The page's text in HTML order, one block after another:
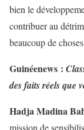
bien le
contribuer au
beaucoup de
Guinéenews :
des faits réels que
Hadja Madina